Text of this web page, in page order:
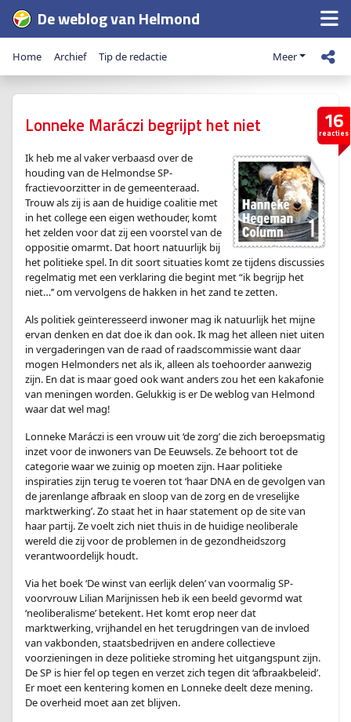
De weblog van Helmond
Home Archief Tip de redactie Meer
16
reacties
Lonneke Maráczi begrijpt het niet
Ik heb me al vaker verbaasd over de
houding van de Helmondse SP-
fractievoorzitter in de gemeenteraad.
Trouw als zij is aan de huidige coalitie met
in het college een eigen wethouder, komt
het zelden voor dat zij een voorstel van de
oppositie omarmt. Dat hoort natuurlijk bij
het politieke spel. In dit soort situaties komt ze tijdens discussies
regelmatig met een verklaring die begint met “ik begrijp het
niet…’’ om vervolgens de hakken in het zand te zetten.
Als politiek geïnteresseerd inwoner mag ik natuurlijk het mijne
ervan denken en dat doe ik dan ook. Ik mag het alleen niet uiten
in vergaderingen van de raad of raadscommissie want daar
mogen Helmonders net als ik, alleen als toehoorder aanwezig
zijn. En dat is maar goed ook want anders zou het een kakafonie
van meningen worden. Gelukkig is er De weblog van Helmond
waar dat wel mag!
Lonneke Maráczi is een vrouw uit ‘de zorg’ die zich beroepsmatig
inzet voor de inwoners van De Eeuwsels. Ze behoort tot de
categorie waar we zuinig op moeten zijn. Haar politieke
inspiraties zijn terug te voeren tot ‘haar DNA en de gevolgen van
de jarenlange afbraak en sloop van de zorg en de vreselijke
marktwerking’. Zo staat het in haar statement op de site van
haar partij. Ze voelt zich niet thuis in de huidige neoliberale
wereld die zij voor de problemen in de gezondheidszorg
verantwoordelijk houdt.
Via het boek ‘De winst van eerlijk delen’ van voormalig SP-
voorvrouw Lilian Marijnissen heb ik een beeld gevormd wat
‘neoliberalisme’ betekent. Het komt erop neer dat
marktwerking, vrijhandel en het terugdringen van de invloed
van vakbonden, staatsbedrijven en andere collectieve
voorzieningen in deze politieke stroming het uitgangspunt zijn.
De SP is hier fel op tegen en verzet zich tegen dit ‘afbraakbeleid’.
Er moet een kentering komen en Lonneke deelt deze mening.
De overheid moet aan zet blijven.